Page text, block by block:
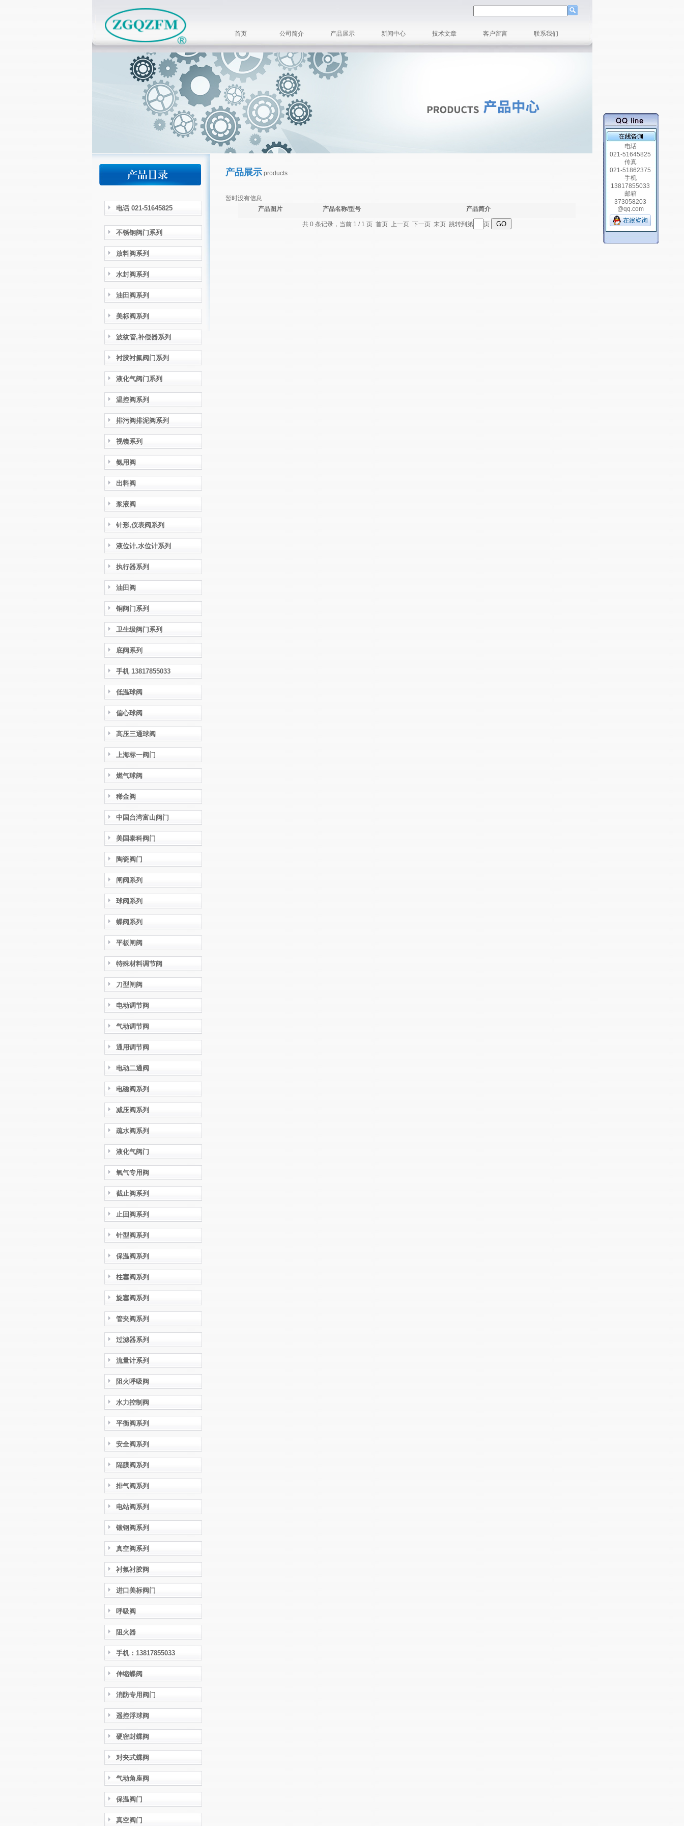
首页 公司简介 产品展示 新闻中心 技术文章 客户留言 联系我们
电话 021-51645825
不锈钢阀门系列
放料阀系列
水封阀系列
油田阀系列
美标阀系列
波纹管,补偿器系列
衬胶衬氟阀门系列
液化气阀门系列
温控阀系列
排污阀排泥阀系列
视镜系列
氨用阀
出料阀
浆液阀
针形,仪表阀系列
液位计,水位计系列
执行器系列
油田阀
铜阀门系列
卫生级阀门系列
底阀系列
手机 13817855033
低温球阀
偏心球阀
高压三通球阀
上海标一阀门
燃气球阀
稀金阀
中国台湾富山阀门
美国泰科阀门
陶瓷阀门
闸阀系列
球阀系列
蝶阀系列
平板闸阀
特殊材料调节阀
刀型闸阀
电动调节阀
气动调节阀
通用调节阀
电动二通阀
电磁阀系列
减压阀系列
疏水阀系列
液化气阀门
氧气专用阀
截止阀系列
止回阀系列
针型阀系列
保温阀系列
柱塞阀系列
旋塞阀系列
管夹阀系列
过滤器系列
流量计系列
阻火呼吸阀
水力控制阀
平衡阀系列
安全阀系列
隔膜阀系列
排气阀系列
电站阀系列
锻钢阀系列
真空阀系列
衬氟衬胶阀
进口美标阀门
呼吸阀
阻火器
手机：13817855033
伸缩蝶阀
消防专用阀门
遥控浮球阀
硬密封蝶阀
对夹式蝶阀
气动角座阀
保温阀门
真空阀门
产品展示 products
暂时没有信息
产品图片
产品名称/型号 产品简介
共 0 条记录，当前 1 / 1 页 首页 上一页 下一页 末页 跳转到第 页
电话
021-51645825
传真
021-51862375
手机
13817855033
邮箱
373058203
@qq.com